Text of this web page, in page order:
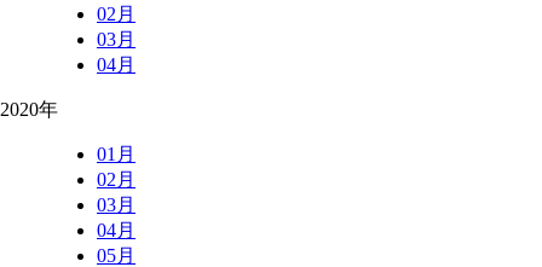
02月
03月
04月
2020年
01月
02月
03月
04月
05月